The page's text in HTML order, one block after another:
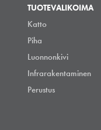
TUOTEVALIKOIMA
Katto
Piha
Luonnonkivi
Infrarakentaminen
Perustus